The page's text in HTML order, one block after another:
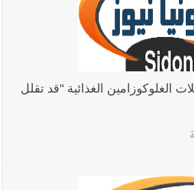
لنزاع طويل
والضمائر؟
الغلوكوزامين الغذائية "قد تقلل